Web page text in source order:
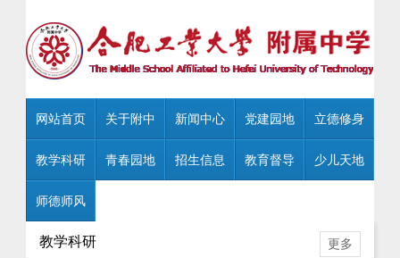
网站首页 关于附中 新闻中心 党建园地 立德修身
教学科研 青春园地 招生信息 教育督导 少儿天地
师德师风
更多
教学科研